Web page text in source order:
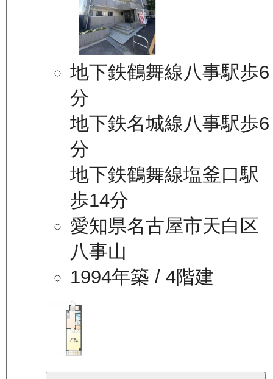
地下鉄鶴舞線八事駅歩6
分
地下鉄名城線八事駅歩6
分
地下鉄鶴舞線塩釜口駅
歩14分
愛知県名古屋市天白区
八事山
1994年築 / 4階建